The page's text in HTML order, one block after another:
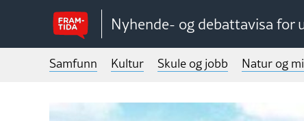
Nyhende- og debattavisa for
Samfunn Kultur Skule og jobb Natur og